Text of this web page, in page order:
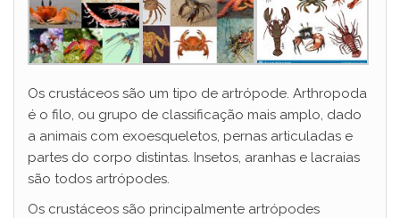
Os crustáceos são um tipo de artrópode. Arthropoda
é o filo, ou grupo de classificação mais amplo, dado
a animais com exoesqueletos, pernas articuladas e
partes do corpo distintas. Insetos, aranhas e lacraias
são todos artrópodes.
Os crustáceos são principalmente artrópodes